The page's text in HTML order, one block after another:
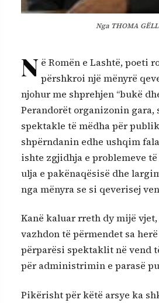
Nga THOMA
N ë Romën e Lashtë, poeti
përshkroi një mënyrë
njohur me shprehjen “bukë
Perandorët organizonin gara,
spektakle të mëdha për
shpërndanin edhe ushqim
ishte zgjidhja e problemeve
ulja e pakënaqësisë dhe
nga mënyra se si qeverisej
Kanë kaluar rreth dy mijë
vazhdon të përmendet sa
përparësi spektaklit në vend
për administrimin e parasë
Pikërisht për këtë arsye ka